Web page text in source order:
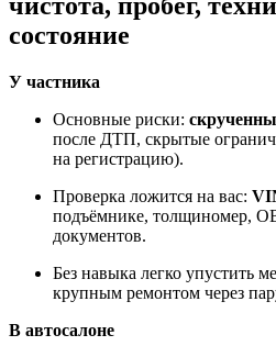
состояние
У частника
Основные риски:
после ДТП, скрытые
на регистрацию).
Проверка ложится на вас:
подъёмнике, толщиномер,
документов.
Без навыка легко упустить
крупным ремонтом через
В автосалоне